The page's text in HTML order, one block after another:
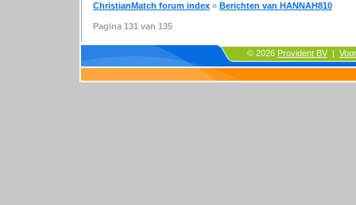
ChristianMatch forum index » Berichten van HANNAH810
Pagina 131 van 135
© 2026 Provident BV |